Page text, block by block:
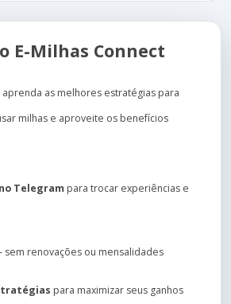
E-Milhas Connect
aprenda as melhores estratégias para
milhas e aproveite os benefícios
Telegram para trocar experiências e
sem renovações ou mensalidades
para maximizar seus ganhos